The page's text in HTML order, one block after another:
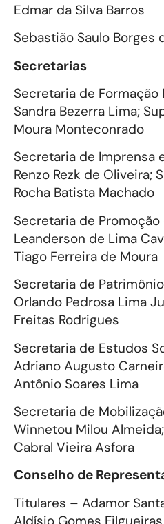
Edmar da Silva Barros
Sebastião Saulo Borges
Secretarias
Secretaria de
Sandra Bezerra Lima;
Moura Monteconrado
Secretaria de Imprensa
Renzo Rezk de Oliveira;
Rocha Batista Machado
Secretaria de
Leanderson de Lima
Tiago Ferreira de Moura
Secretaria de
Orlando Pedrosa Lima
Freitas Rodrigues
Secretaria de Estudos
Adriano Augusto
Antônio Soares Lima
Secretaria de
Winnetou Milou
Cabral Vieira Asfora
Conselho de
Titulares – Adamor